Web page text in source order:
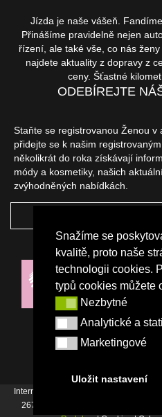
Snažíme se
kvalitě, proto naše
technologii cookies.
typů cookies můžete
NezbytnéNezbytné
Analytické a statistické
Analytické a
Marketingové
Marketingové
Uložit nastavení
Jízda je naše vášeň.
Přinášíme pravidelně nejen
řízení, ale také vše, co nás
najdete aktuality z dopravy z
ceny. Šťastné
ODEBÍREJTE
Staňte se registrovanou Ženou v
přidejte se k našim
několikrát do roka získávají
módy a kosmetiky, našich
zvýhodněných nabídkách.
NAŠI
Internetový magazín Žena v autě
26744007, Bořivojova 17, Praha 3,